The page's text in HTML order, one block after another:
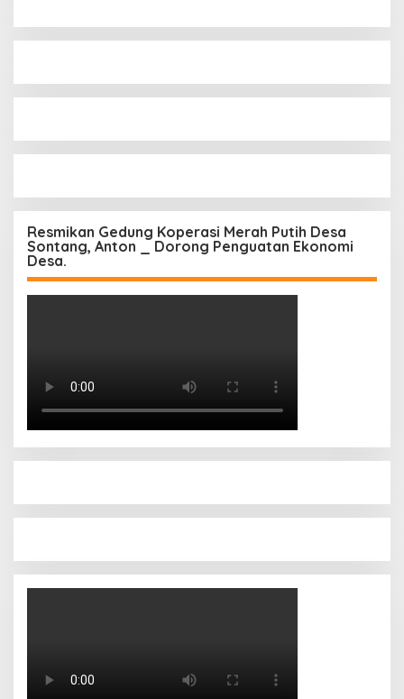
Resmikan Gedung Koperasi Merah Putih Desa
Sontang, Anton _ Dorong Penguatan Ekonomi
Desa.